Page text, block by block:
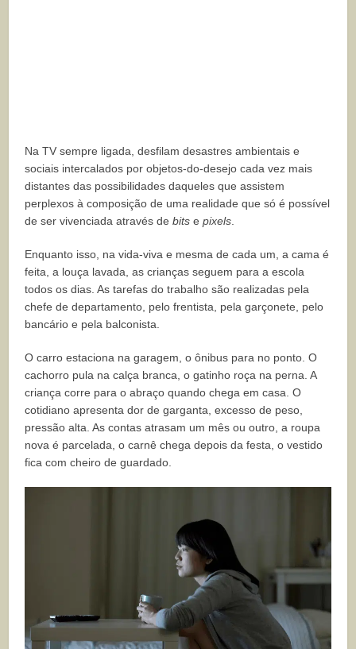
Na TV sempre ligada, desfilam desastres ambientais e
sociais intercalados por objetos-do-desejo cada vez mais
distantes das possibilidades daqueles que assistem
perplexos à composição de uma realidade que só é possível
de ser vivenciada através debits epixels.
Enquanto isso, na vida-viva e mesma de cada um, a cama é
feita, a louça lavada, as crianças seguem para a escola
todos os dias. As tarefas do trabalho são realizadas pela
chefe de departamento, pelo frentista, pela garçonete, pelo
bancário e pela balconista.
O carro estaciona na garagem, o ônibus para no ponto. O
cachorro pula na calça branca, o gatinho roça na perna. A
criança corre para o abraço quando chega em casa. O
cotidiano apresenta dor de garganta, excesso de peso,
pressão alta. As contas atrasam um mês ou outro, a roupa
nova é parcelada, o carnê chega depois da festa, o vestido
fica com cheiro de guardado.